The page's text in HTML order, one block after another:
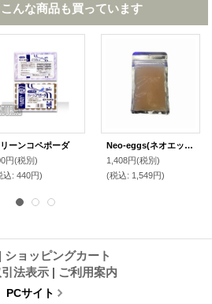
んな商品も買っています
ーンコペポーダ
円(税別)
込: 440円)
Neo-eggs(ネオエッグ)
1,408円(税別)
(税込: 1,549円)
| ショッピングカート
法表示 | ご利用案内
PCサイト